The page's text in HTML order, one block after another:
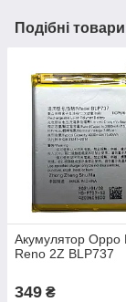
Подібні
Акумулятор Oppo
Reno 2Z BLP737
349 ₴